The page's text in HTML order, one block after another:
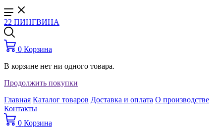
22 ПИНГВИНА
0 Корзина
В корзине нет ни одного товара.
Продолжить покупки
Главная Каталог товаров Доставка и оплата О производстве
Контакты
0 Корзина